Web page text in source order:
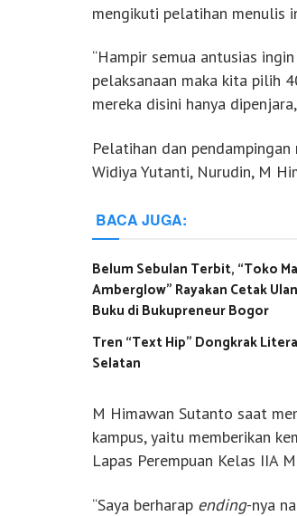
mengikuti pelatihan menulis
“Hampir semua antusias
pelaksanaan maka kita pilih
mereka disini hanya
Pelatihan dan
Widiya Yutanti, Nurudin, M
BACA JUGA:
Belum Sebulan Terbit, “Toko
Amberglow” Rayakan Cetak
Buku di Bukupreneur Bogor
Tren “Text Hip” Dongkrak
Selatan
M Himawan Sutanto saat
kampus, yaitu memberikan
Lapas Perempuan Kelas IIA
“Saya berharap ending-nya